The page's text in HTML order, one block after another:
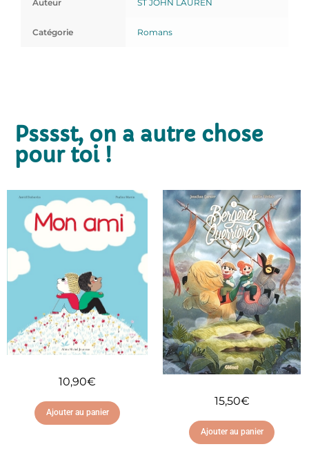
Auteur ST JOHN LAUREN
Catégorie Romans
Psssst, on a autre chose
pour toi !
10,90€
Ajouter au panier
15,50€
Ajouter au panier